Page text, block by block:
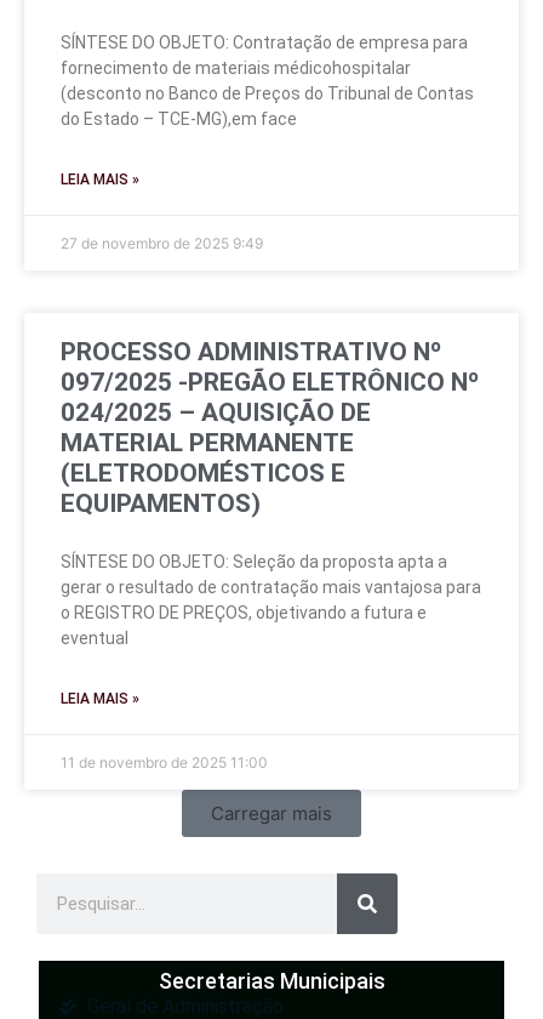
SÍNTESE DO OBJETO: Contratação de empresa para
fornecimento de materiais médicohospitalar
(desconto no Banco de Preços do Tribunal de Contas
do Estado – TCE-MG),em face
LEIA MAIS »
27 de novembro de 2025 9:49
PROCESSO ADMINISTRATIVO Nº
097/2025 -PREGÃO ELETRÔNICO Nº
024/2025 – AQUISIÇÃO DE
MATERIAL PERMANENTE
(ELETRODOMÉSTICOS E
EQUIPAMENTOS)
SÍNTESE DO OBJETO: Seleção da proposta apta a
gerar o resultado de contratação mais vantajosa para
o REGISTRO DE PREÇOS, objetivando a futura e
eventual
LEIA MAIS »
11 de novembro de 2025 11:00
Carregar mais
Secretarias Municipais
Geral de Administração